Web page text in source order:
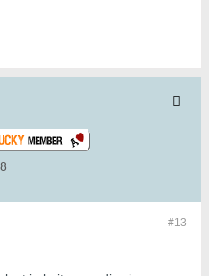
#13